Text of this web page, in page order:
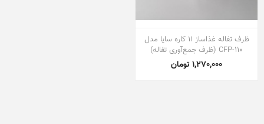
ظرف تفاله غذاساز 11 کاره سایا مدل
CFP-110 (ظرف جمع‌آوری تفاله)
1,270,000 تومان